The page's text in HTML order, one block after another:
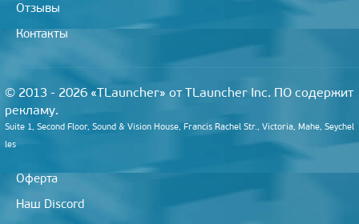
Отзывы
Контакты
© 2013 - 2026 «TLauncher» от TLauncher Inc. ПО содержит
рекламу.
Suite 1, Second Floor, Sound & Vision House, Francis Rachel Str., Victoria, Mahe, Seychel
les
Оферта
Наш Discord